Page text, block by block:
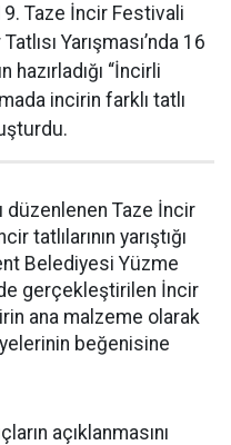
Taze İncir Festivali
Yarışması’nda 16
hazırladığı “İncirli
incirin farklı tatlı
düzenlenen Taze İncir
tatlılarının yarıştığı
Belediyesi Yüzme
gerçekleştirilen İncir
ana malzeme olarak
beğenisine
açıklanmasını